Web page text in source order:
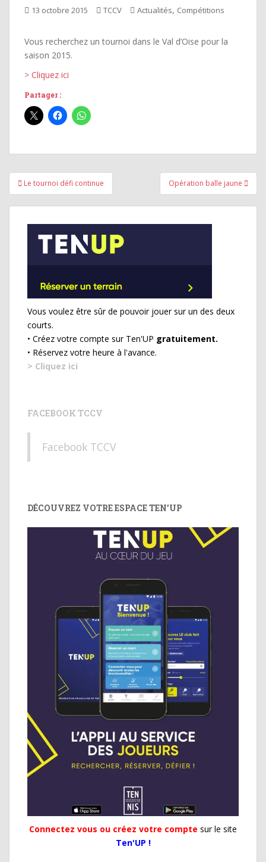
13 octobre 2015 TCCV Actualités, Compétitions
Vous recherchez un tournoi dans le Val d’Oise pour la
saison 2015.
> Cliquez ici
Partager :
Navigation
de
l’article
Le tournoi défi continue Opération balle jaune
Vous voulez être sûr de pouvoir jouer sur un des deux
courts.
• Créez votre compte sur Ten'UP gratuitement.
• Réservez votre heure à l'avance.
> Cliquez ici
FACEBOOK TCCV
Facebook TCCV
DÉCOUVREZ VOTRE ESPACE TEN’UP
Connectez vous ou créez votre compte sur le site
Ten'UP !